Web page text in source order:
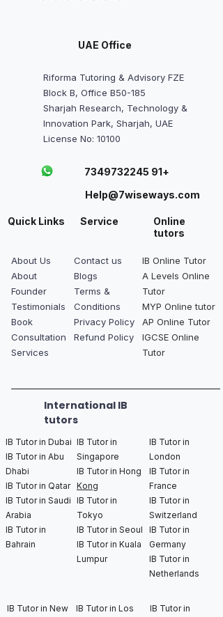
UAE Office
Riforma Tutoring & Advisory FZE
Block B, Office B50-185
Sharjah Research, Technology &
Innovation Park, Sharjah, UAE
License No: 10100
+91 7349732245
Help@7wiseways.com
Quick Links Service
Online
tutors
About Us
About
Founder
Testimonials
Book
Consultation
Services
Contact us
Blogs
Terms &
Conditions
Privacy Policy
Refund Policy
IB Online Tutor
A Levels Online
Tutor
MYP Online tutor
AP Online Tutor
IGCSE Online
Tutor
International IB
tutors
IB Tutor in Dubai
IB Tutor in Abu
Dhabi
IB Tutor in Qatar
IB Tutor in Saudi
Arabia
IB Tutor in
Bahrain
IB Tutor in
Singapore
IB Tutor in Hong
Kong
IB Tutor in
Tokyo
IB Tutor in Seoul
IB Tutor in Kuala
Lumpur
IB Tutor in
London
IB Tutor in
France
IB Tutor in
Switzerland
IB Tutor in
Germany
IB Tutor in
Netherlands
IB Tutor in New
IB Tutor in Los
IB Tutor in